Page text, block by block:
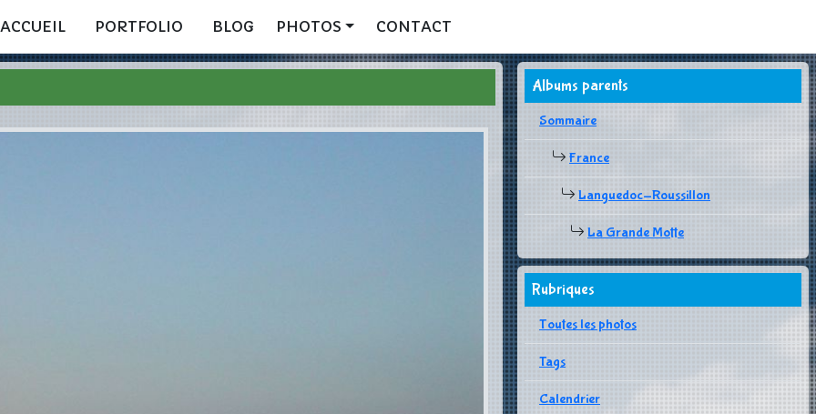
ACCUEIL PORTFOLIO BLOG PHOTOS CONTACT
Albums parents
Sommaire
France
Languedoc-Roussillon
La Grande Motte
Rubriques
Toutes les photos
Tags
Calendrier